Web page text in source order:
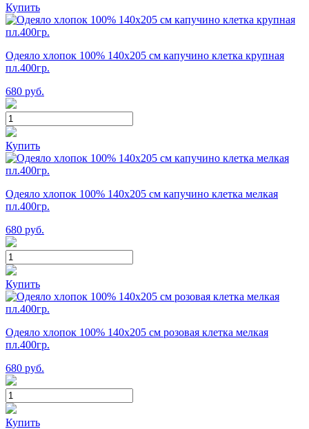
Купить
Одеяло хлопок 100% 140х205 см капучино клетка крупная
пл.400гр.
680 руб.
Купить
Одеяло хлопок 100% 140х205 см капучино клетка мелкая
пл.400гр.
680 руб.
Купить
Одеяло хлопок 100% 140х205 см розовая клетка мелкая
пл.400гр.
680 руб.
Купить